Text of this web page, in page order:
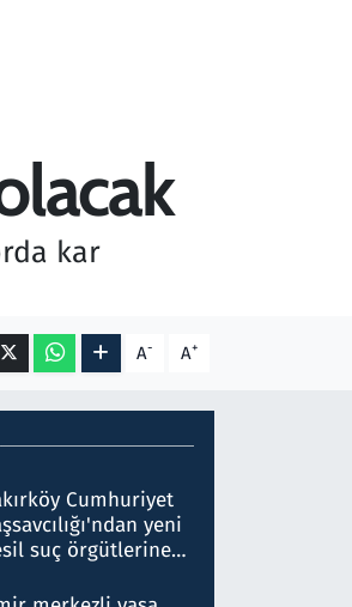
kar
A- A+
Cumhuriyet
yeni
suç örgütlerine
gözaltı kararı